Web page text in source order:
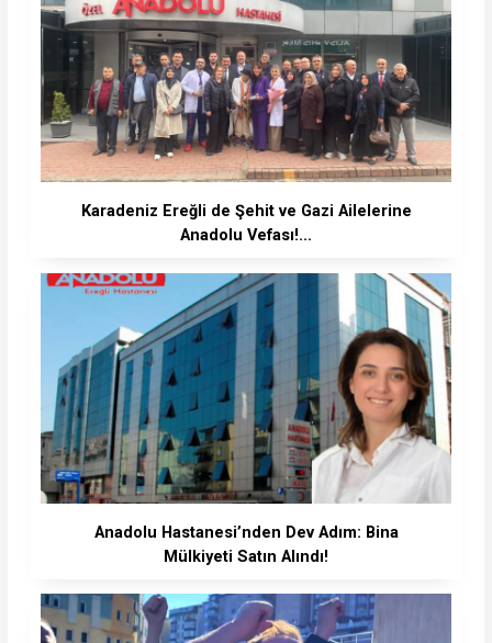
Karadeniz Ereğli de Şehit ve Gazi Ailelerine
Anadolu Vefası!...
Anadolu Hastanesi’nden Dev Adım: Bina
Mülkiyeti Satın Alındı!